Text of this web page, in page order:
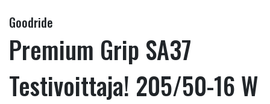
Goodride
Premium Grip SA37
Testivoittaja! 205/50-16 W